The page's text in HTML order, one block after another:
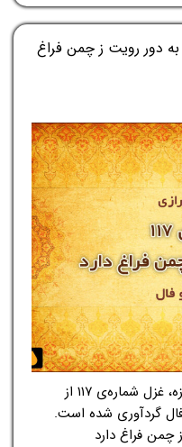
دل ما به دور رویت ز چمن فراغ
در این بخش از مجله‌ی اینترنتی روز تازه، غزل شماره‌ی ۱۱۷ از
گردآوری شده است.